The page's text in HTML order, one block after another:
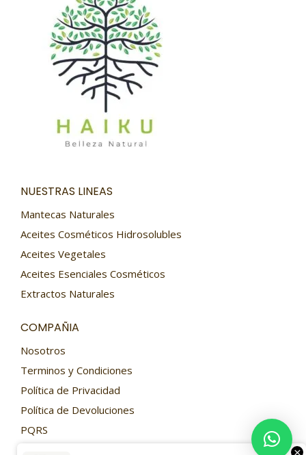
NUESTRAS LINEAS
Mantecas Naturales
Aceites Cosméticos Hidrosolubles
Aceites Vegetales
Aceites Esenciales Cosméticos
Extractos Naturales
COMPAÑIA
Nosotros
Terminos y Condiciones
Política de Privacidad
Política de Devoluciones
PQRS